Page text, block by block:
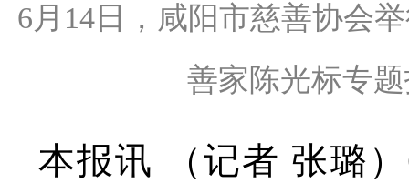
6月14日，咸阳市慈善协会
善家陈光标专
本报讯 （记者 张璐